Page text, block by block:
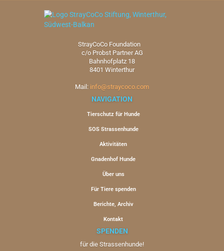
StrayCoCo Foundation
c/o Probst Partner AG
Bahnhofplatz 18
8401 Winterthur
Mail: info@straycoco.com
NAVIGATION
Tierschutz für Hunde
SOS Strassenhunde
Aktivitäten
Gnadenhof Hunde
Über uns
Für Tiere spenden
Berichte, Archiv
Kontakt
SPENDEN
für die Strassenhunde!